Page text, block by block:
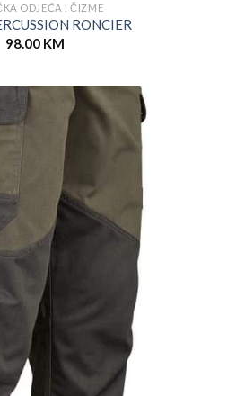
ODJEĆA I ČIZME
RONCIER
98.00 KM